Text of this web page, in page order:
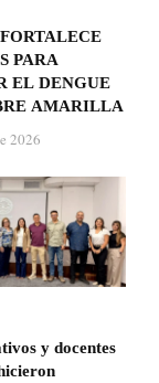
PARA
EL DENGUE
AMARILLA
2026
y docentes